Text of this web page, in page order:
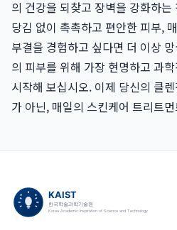
의 건강을 되찾고 장벽을 강화하
당김 없이 촉촉하고 편안한 피부,
부결을 경험하고 싶다면 더 이상
의 피부를 위해 가장 현명하고 과
시작해 보십시오. 이제 당신의 클
가 아닌, 매일의 스킨케어 트리트